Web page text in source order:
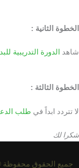
الخطوة الثانية :
شاهد الدورة التدريبية
الخطوة الثالثة :
لا تتردد ابداً في طلب
شكرا لك
جميع الحقوق محفوظة © 2018 -